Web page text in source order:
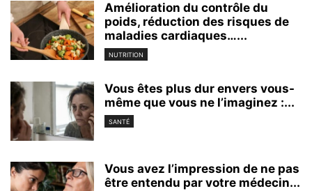
Amélioration du contrôle du
poids, réduction des risques de
maladies cardiaques…...
NUTRITION
Vous êtes plus dur envers vous-
même que vous ne l’imaginez :...
SANTÉ
Vous avez l’impression de ne pas
être entendu par votre médecin...